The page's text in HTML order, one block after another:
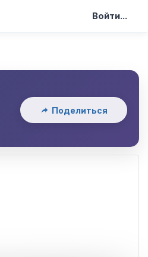
Войти...
Поделиться